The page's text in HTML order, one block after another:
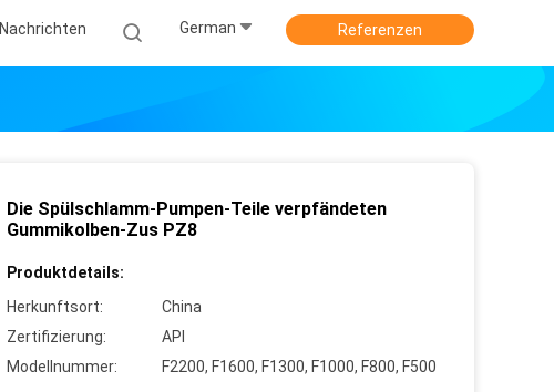
Nachrichten German Referenzen
Die Spülschlamm-Pumpen-Teile verpfändeten
Gummikolben-Zus PZ8
Produktdetails:
Herkunftsort:
China
Zertifizierung:
API
Modellnummer:
F2200, F1600, F1300, F1000, F800, F500